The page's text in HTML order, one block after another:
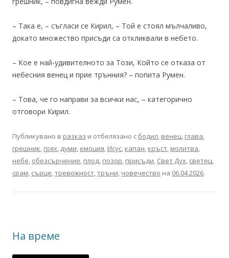
– Така е, – съгласи се Кирил, – Той е стоял мълчаливо,
докато множество присъди са откликвали в небето.
– Кое е най-удивителното за Този, Който се отказа от
небесния венец и прие трънния? – попита Румен.
– Това, че го направи за всички нас, – категорично
отговори Кирил.
Публикувано в разказ и отбелязано с бодил, венец, глава,
грешник, грях, думи, емоция, Исус, капан, кръст, молитва,
небе, обезсърчение, плод, позор, присъди, Свет Дух, светец,
срам, сърце,тревожност,тръни, човечество на 06.04.2026.
На време